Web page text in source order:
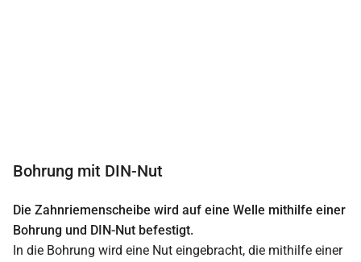
Bohrung mit DIN-Nut
Die Zahnriemenscheibe wird auf eine Welle mithilfe einer
Bohrung und DIN-Nut befestigt.
In die Bohrung wird eine Nut eingebracht, die mithilfe einer